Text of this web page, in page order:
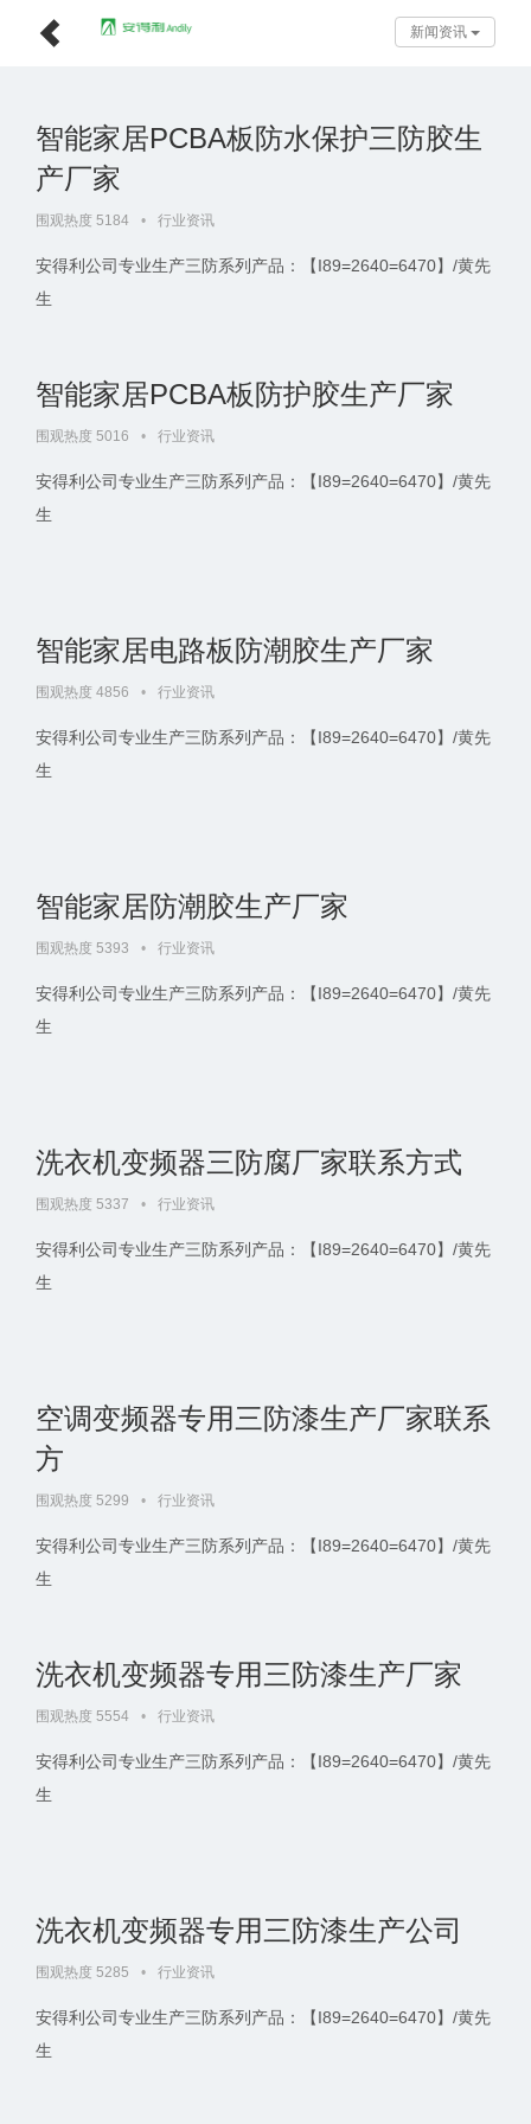
新闻资讯
智能家居PCBA板防水保护三防胶生
产厂家
围观热度 5184 • 行业资讯
安得利公司专业生产三防系列产品：【I89=2640=6470】/黄先
生
智能家居PCBA板防护胶生产厂家
围观热度 5016 • 行业资讯
安得利公司专业生产三防系列产品：【I89=2640=6470】/黄先
生
智能家居电路板防潮胶生产厂家
围观热度 4856 • 行业资讯
安得利公司专业生产三防系列产品：【I89=2640=6470】/黄先
生
智能家居防潮胶生产厂家
围观热度 5393 • 行业资讯
安得利公司专业生产三防系列产品：【I89=2640=6470】/黄先
生
洗衣机变频器三防腐厂家联系方式
围观热度 5337 • 行业资讯
安得利公司专业生产三防系列产品：【I89=2640=6470】/黄先
生
空调变频器专用三防漆生产厂家联系
方
围观热度 5299 • 行业资讯
安得利公司专业生产三防系列产品：【I89=2640=6470】/黄先
生
洗衣机变频器专用三防漆生产厂家
围观热度 5554 • 行业资讯
安得利公司专业生产三防系列产品：【I89=2640=6470】/黄先
生
洗衣机变频器专用三防漆生产公司
围观热度 5285 • 行业资讯
安得利公司专业生产三防系列产品：【I89=2640=6470】/黄先
生